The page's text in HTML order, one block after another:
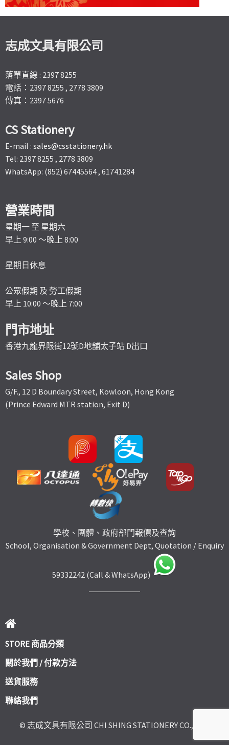
志成文具有限公司
落單直線 : 2397 8255
電話：2397 8255 , 2778 3809
傳真：2397 5676
CS Stationery
E-mail : sales@csstationery.hk
Tel: 2397 8255 , 2778 3809
WhatsApp: (852) 67445564 , 61741284
營業時間
星期一 至 星期六
早上 9:00 ～晚上 8:00
星期日休息
公眾假期 及 勞工假期
早上 10:00 ～晚上 7:00
門市地址
香港九龍界限街12號D地舖太子站 D出口
Sales Shop
G/F., 12 D Boundary Street, Kowloon, Hong Kong
(Prince Edward MTR station, Exit D)
學校、團體、政府部門報價及查詢
School, Organisation & Government Dept, Quotation / Enquiry
59332242 (Call & WhatsApp)
STORE 商品分類
關於我們 / 付款方法
送貨服務
聯絡我們
© 志成文具有限公司 CHI SHING STATIONERY CO., LTD.